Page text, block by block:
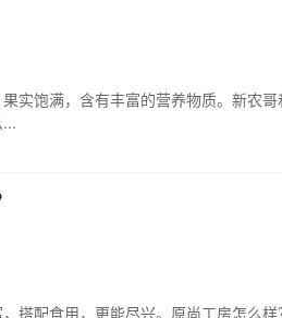
实饱满，含有丰富的营养物质。新农
搭配食用，更能尽兴。原尚工房怎么